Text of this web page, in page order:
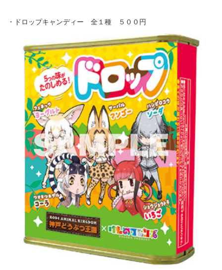
・ドロップキャンディー 全１種 ５００円